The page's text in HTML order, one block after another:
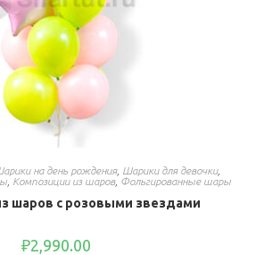
на день рождения, Шарики для девочки,
Композиции из шаров, Фольгированные шары
шаров с розовыми звездами
₽2,990.00